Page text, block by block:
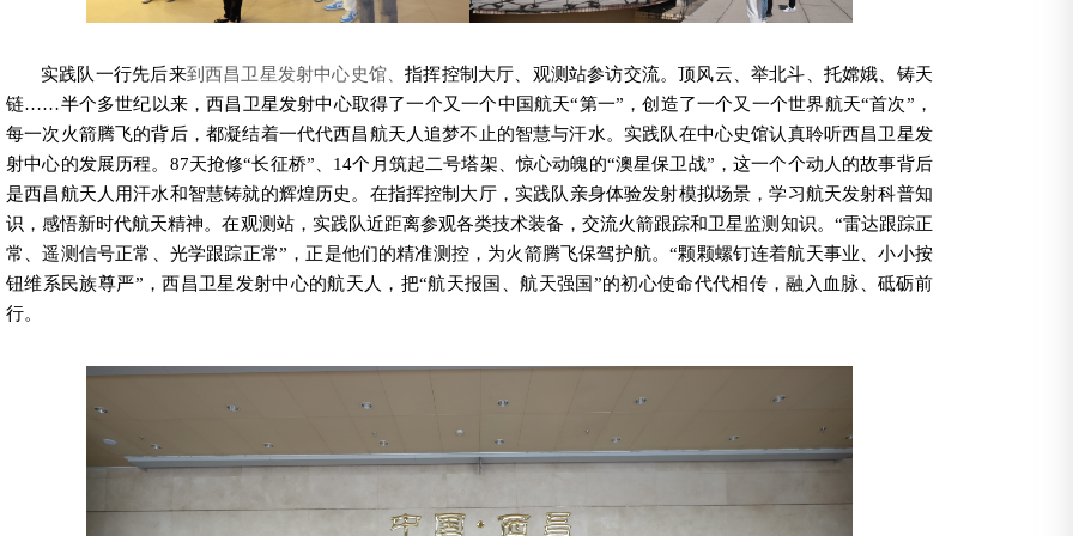
实践队一行先后来到西昌卫星发射中心史馆、指挥控制 大厅、观测站参访交流。顶风云、举北斗、托嫦娥、铸天
链……半个多世纪以来，西昌卫星发射中心取得了一个又一个中国航天“第一”，创造了一个又一个世界航天“首次”，
每一次火箭腾飞的背后，都凝结着一代代西昌航天人追梦不止的智慧与汗水。实践队在中心史馆认真聆听西昌卫星发
射中心的发展历程。 87天抢修“长征桥”、 14个月筑起二号塔架、惊心动魄的“澳星保卫战”，这一个个动人的故事背后
是西昌航天人用汗水和智慧铸就的辉煌历史。在指挥控制 大厅，实践队亲身体验发射模拟场景，学习航天发射科普知
识，感悟新时代航天精神。在观测站，实践队近距离参观各类技术装备，交流火箭跟踪和卫星监测知识。“雷达跟踪正
常、遥测信号正常、光学跟踪正常”，正是他们的精准测控，为火箭腾飞保驾护航。“颗颗螺钉连着航天事业、小小按
钮维系民族尊严”，西昌卫星发射中心的航天人，把“航天报国、航天强国”的初心使命代代相传，融入血脉、砥砺前
行。